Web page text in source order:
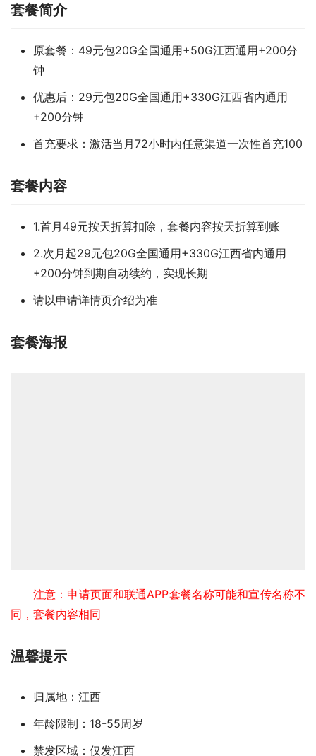
套餐简介
原套餐：49元包20G全国通用+50G江西通用+200分
钟
优惠后：29元包20G全国通用+330G江西省内通用
+200分钟
首充要求：激活当月72小时内任意渠道一次性首充100
套餐内容
1.首月49元按天折算扣除，套餐内容按天折算到账
2.次月起29元包20G全国通用+330G江西省内通用
+200分钟到期自动续约，实现长期
请以申请详情页介绍为准
套餐海报
注意：申请页面和联通APP套餐名称可能和宣传名称不
同，套餐内容相同
温馨提示
归属地：江西
年龄限制：18-55周岁
禁发区域：仅发江西